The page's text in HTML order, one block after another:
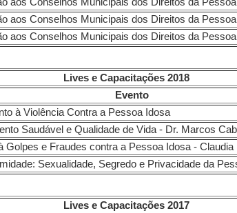
aos Conselhos Municipais dos Direitos da
aos Conselhos Municipais dos Direitos da
Lives e Capacitações 2018
Evento
à Violência Contra a Pessoa Idosa
Saudável e Qualidade de
Golpes e Fraudes contra a Pessoa Idosa -
Sexualidade, Segredo e Privacidade da
Lives e Capacitações 2017